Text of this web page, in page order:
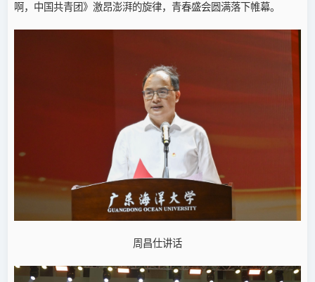
啊，中国共青团》激昂澎湃的旋律，青春盛会圆满落下帷幕。
周昌仕讲话